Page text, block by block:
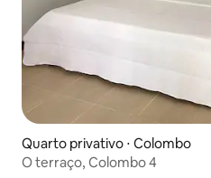
Quarto privativo ⋅ Colombo
O terraço, Colombo 4